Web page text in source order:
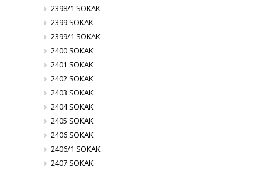
2398/1 SOKAK
2399 SOKAK
2399/1 SOKAK
2400 SOKAK
2401 SOKAK
2402 SOKAK
2403 SOKAK
2404 SOKAK
2405 SOKAK
2406 SOKAK
2406/1 SOKAK
2407 SOKAK